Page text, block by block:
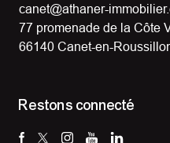
canet@athaner-
77 promenade de la Côte
66140 Canet-en-
Restons connecté